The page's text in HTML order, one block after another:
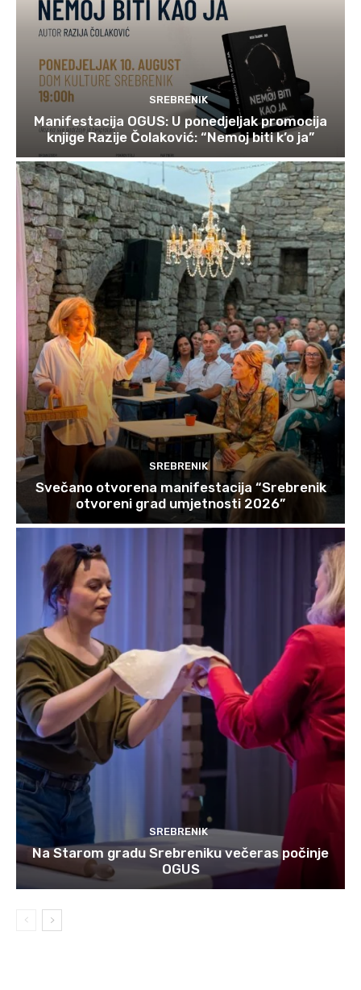
SREBRENIK
Manifestacija OGUS: U ponedjeljak promocija
knjige Razije Čolaković: “Nemoj biti k’o ja”
SREBRENIK
Svečano otvorena manifestacija “Srebrenik
otvoreni grad umjetnosti 2026”
SREBRENIK
Na Starom gradu Srebreniku večeras počinje
OGUS